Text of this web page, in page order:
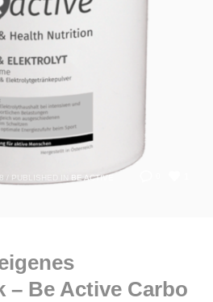
PUBLISHED IN BE ACTIVE
– Be Active Carbo